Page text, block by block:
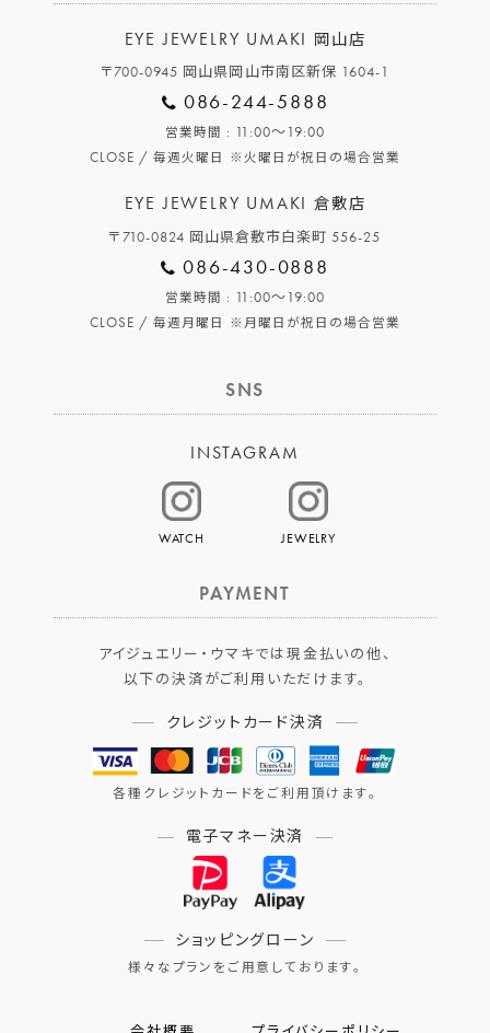
EYE JEWELRY UMAKI 岡山店
〒700-0945 岡山県岡山市南区新保 1604-1
086-244-5888
営業時間 : 11:00～19:00
CLOSE /毎週火曜日 ※火曜日が祝日の場合営業
EYE JEWELRY UMAKI 倉敷店
〒710-0824 岡山県倉敷市白楽町 556-25
086-430-0888
営業時間 : 11:00～19:00
CLOSE /毎週月曜日 ※月曜日が祝日の場合営業
SNS
INSTAGRAM
WATCH JEWELRY
PAYMENT
アイジュエリー・ウマキでは現金払いの他、
以下の決済がご利用いただけます。
クレジットカード決済
各種クレジットカードをご利用頂けます。
電子マネー決済
ショッピングローン
様々なプランをご用意しております。